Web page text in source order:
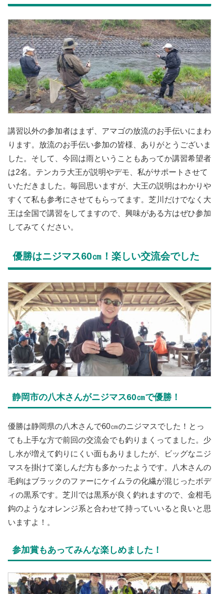
講習以外の参加者はまず、アマゴの放流のお手伝いにまわ
ります。放流のお手伝い参加の皆様、ありがとうございま
した。そして、今回は雨ということもあってか講習希望者
は2名。テンカラ大王が説明やデモ、私がサポートさせて
いただきました。毎回思いますが、大王の説明はわかりや
すくて私も参考にさせてもらってます。芝川だけでなく大
王は全国で講習をしてますので、興味がある方はぜひ参加
してみてください。
優勝はニジマス60㎝！楽しい交流会でした
静岡市の八木さんがニジマス60㎝で優勝！
優勝は静岡県の八木さんで60㎝のニジマスでした！とっ
ても上手な方で前回の交流会でも釣りまくってました。少
し水が増えて釣りにくい面もありましたが、ビッグなニジ
マスを掛けて楽しんだ方も多かったようです。八木さんの
毛鉤はブラックのファーにケイムラの化繊が混じったボデ
ィの黒系です。芝川では黒系が良く釣れますので、金柑毛
鉤のようなオレンジ系と合わせて持っていいると良いと思
いますよ！。
参加賞もあってみんな楽しめました！